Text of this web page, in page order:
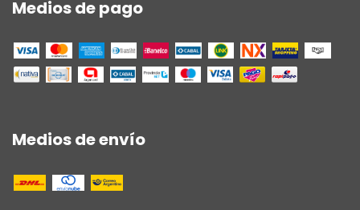
Medios de pago
Medios de envío